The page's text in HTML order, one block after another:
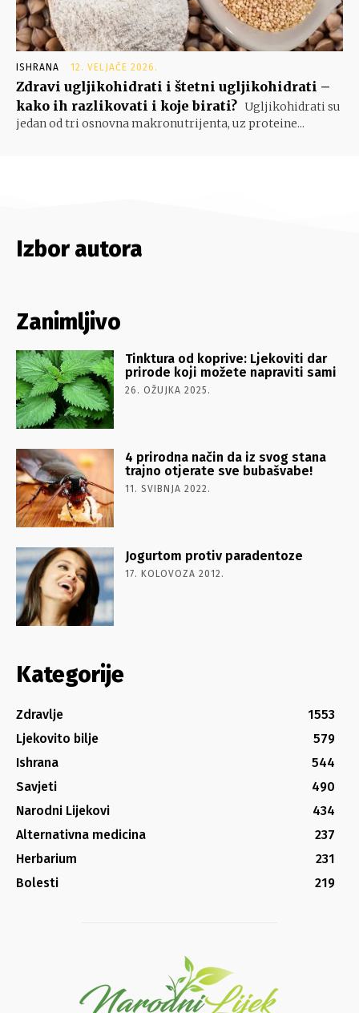
ISHRANA 12. VELJAČE 2026.
Zdravi ugljikohidrati i štetni ugljikohidrati –
kako ih razlikovati i koje birati? Ugljikohidrati su
jedan od tri osnovna makronutrijenta, uz proteine...
Izbor autora
Zanimljivo
Tinktura od koprive: Ljekoviti dar
prirode koji možete napraviti sami
26. OŽUJKA 2025.
4 prirodna način da iz svog stana
trajno otjerate sve bubašvabe!
11. SVIBNJA 2022.
Jogurtom protiv paradentoze
17. KOLOVOZA 2012.
Kategorije
Zdravlje
1553
Ljekovito bilje
579
Ishrana
544
Savjeti
490
Narodni Lijekovi
434
Alternativna medicina
237
Herbarium
231
Bolesti
219